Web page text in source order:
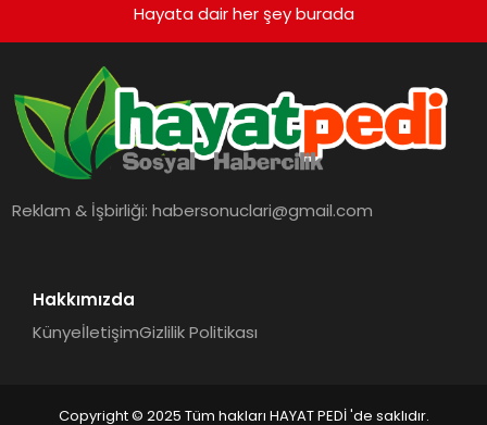
Hayata dair her şey burada
Reklam & İşbirliği:habersonuclari@gmail.com
Hakkımızda
KünyeİletişimGizlilik Politikası
Copyright © 2025 Tüm hakları HAYAT PEDİ 'de saklıdır.